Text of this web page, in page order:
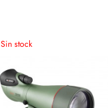
Sin stock